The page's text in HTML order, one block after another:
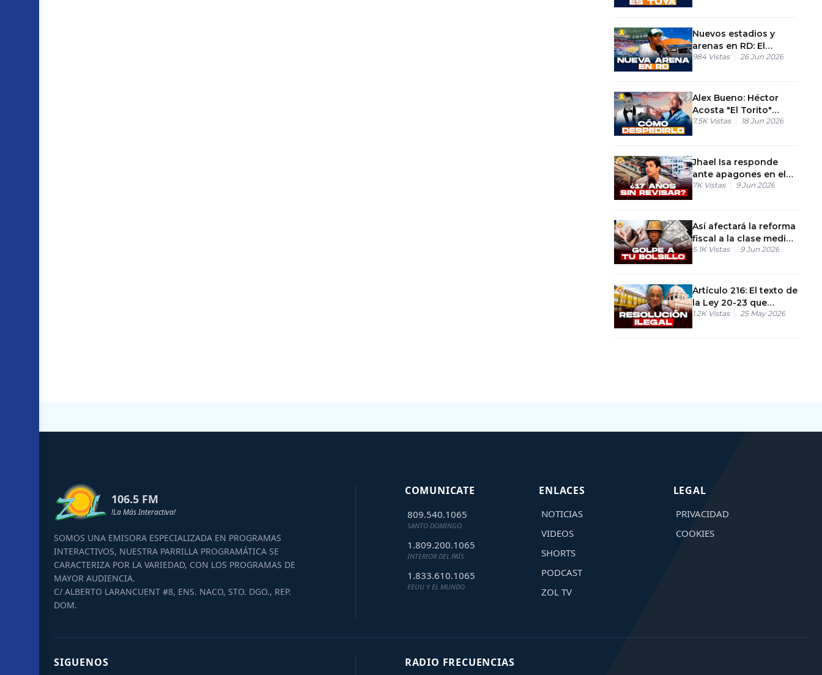
Nuevos estadios y
arenas en RD: El
millonario negocio del
984 Vistas 26 Jun 2026
Alex Bueno: Héctor
Acosta "El Torito"
rompe el silencio en
7.5K Vistas 18 Jun 2026
Jhael Isa responde
ante apagones en el
metro de los Alcarrizos
7K Vistas 9 Jun 2026
Así afectará la reforma
fiscal a la clase media
a partir de este mes
5.1K Vistas 9 Jun 2026
Artículo 216: El texto de
la Ley 20-23 que
autoriza las encuestas
1.2K Vistas 25 May 2026
106.5 FM
!La Más Interactiva!
SOMOS UNA EMISORA ESPECIALIZADA EN PROGRAMAS
INTERACTIVOS, NUESTRA PARRILLA PROGRAMÁTICA SE
CARACTERIZA POR LA VARIEDAD, CON LOS PROGRAMAS DE
MAYOR AUDIENCIA.
C/ ALBERTO LARANCUENT #8, ENS. NACO, STO. DGO., REP.
DOM.
COMUNICATE
809.540.1065
SANTO DOMINGO
1.809.200.1065
INTERIOR DEL PAÍS
1.833.610.1065
EEUU Y EL MUNDO
ENLACES
NOTICIAS
VIDEOS
SHORTS
PODCAST
ZOL TV
LEGAL
PRIVACIDAD
COOKIES
SIGUENOS RADIO FRECUENCIAS